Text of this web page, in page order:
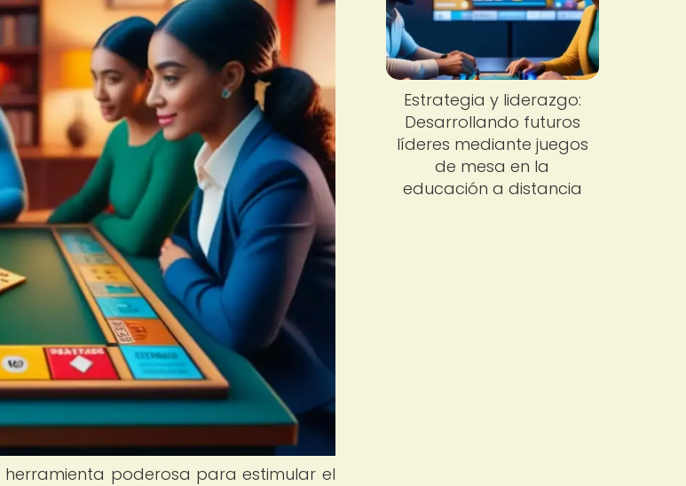
poderosa para estimular el
Estrategia y liderazgo:
Desarrollando futuros
líderes mediante juegos
de mesa en la
educación a distancia